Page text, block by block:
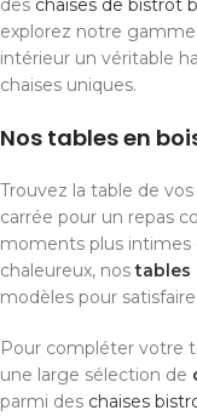
des chaises de bistrot
explorez notre
intérieur un véritable
chaises uniques.
Nos tables en
Trouvez la table de
carrée pour un repas
moments plus intimes
chaleureux, nostables
modèles pour
Pour compléter votre
une large sélection de
parmi des chaises